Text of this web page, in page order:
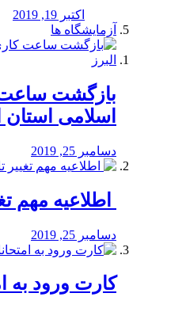
اکتبر 19, 2019
آزمایشگاه ها
بازگشت ساعت
اسلامی استان
دسامبر 25, 2019
اطلاعیه مهم
دسامبر 25, 2019
کارت ورود به